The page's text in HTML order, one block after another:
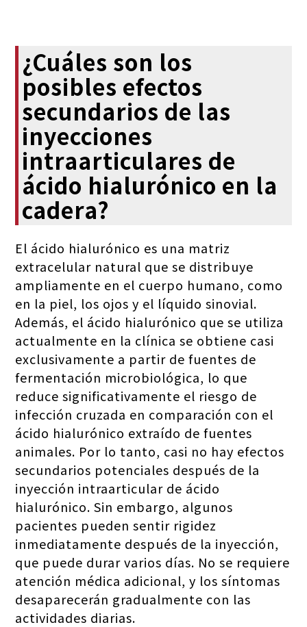
¿Cuáles son los
posibles efectos
secundarios de las
inyecciones
intraarticulares de
ácido hialurónico en la
cadera?
El ácido hialurónico es una matriz
extracelular natural que se distribuye
ampliamente en el cuerpo humano, como
en la piel, los ojos y el líquido sinovial.
Además, el ácido hialurónico que se utiliza
actualmente en la clínica se obtiene casi
exclusivamente a partir de fuentes de
fermentación microbiológica, lo que
reduce significativamente el riesgo de
infección cruzada en comparación con el
ácido hialurónico extraído de fuentes
animales. Por lo tanto, casi no hay efectos
secundarios potenciales después de la
inyección intraarticular de ácido
hialurónico. Sin embargo, algunos
pacientes pueden sentir rigidez
inmediatamente después de la inyección,
que puede durar varios días. No se requiere
atención médica adicional, y los síntomas
desaparecerán gradualmente con las
actividades diarias.